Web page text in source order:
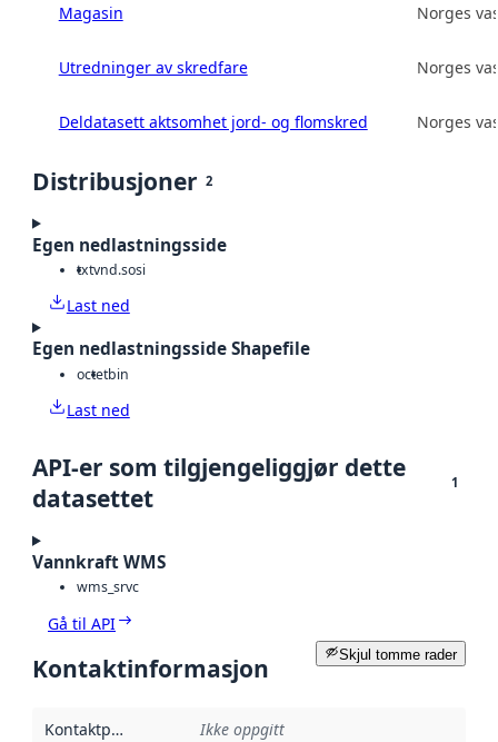
Magasin Norges
Utredninger av skredfare Norges
Deldatasett aktsomhet jord- og flomskred Norges
Distribusjoner 2
Egen nedlastningsside
txtvnd.sosi
Last ned
Egen nedlastningsside Shapefile
octetbin
Last ned
API-er som tilgjengeliggjør dette
datasettet
1
Vannkraft WMS
wms_srvc
Gå til API
Skjul tomme rader
Kontaktinformasjon
Kontaktpunkt Ikke oppgitt